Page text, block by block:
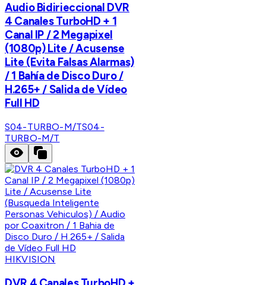
Audio Bidirieccional DVR
4 Canales TurboHD + 1
Canal IP / 2 Megapixel
(1080p) Lite / Acusense
Lite (Evita Falsas Alarmas)
/ 1 Bahía de Disco Duro /
H.265+ / Salida de Vídeo
Full HD
S04-TURBO-M/TS04-
TURBO-M/T
HIKVISION